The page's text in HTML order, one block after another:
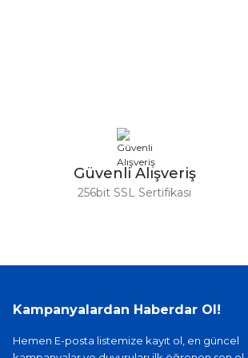
Ürün fiyatı diğer sitelerden daha pahalı.
Bu ürüne benzer farklı alternatifler olmalı.
Güvenli Alışveriş
256bit SSL Sertifikası
Kampanyalardan Haberdar Ol!
Hemen E-posta listemize kayıt ol, en güncel